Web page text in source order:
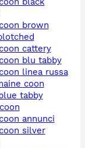
coon cattery
coon blu tabby
coon linea russa
coon
coon annunci